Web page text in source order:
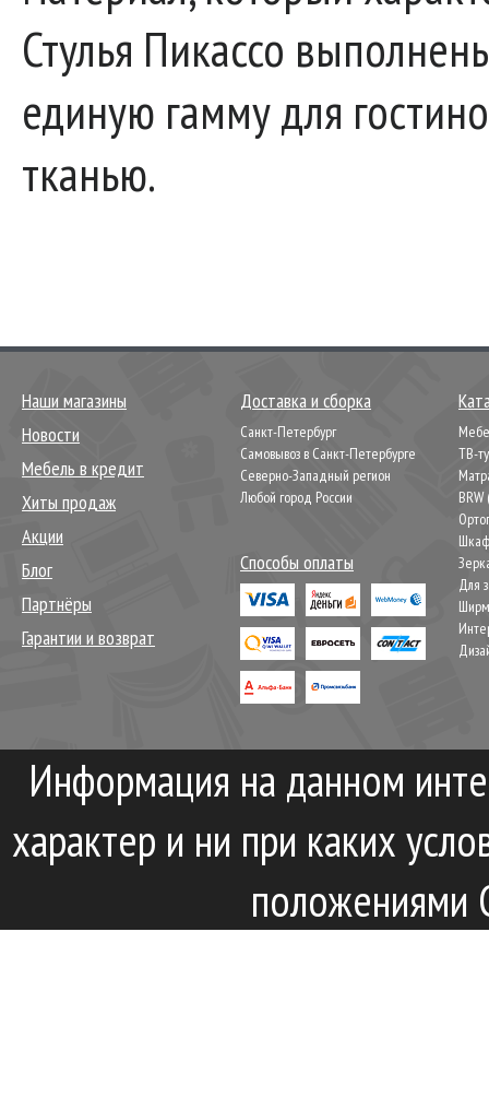
Стулья Пикассо
единую гамму для
тканью.
Наши магазины
Новости
Мебель в кредит
Хиты продаж
Акции
Блог
Партнёры
Гарантии и возврат
Доставка и сборка
Санкт-Петербург
Самовывоз в Санкт-Петербурге
Северно-Западный регион
Любой город России
Способы оплаты
ТВ-
Для
Информация на данном
характер и ни при каких
положениями